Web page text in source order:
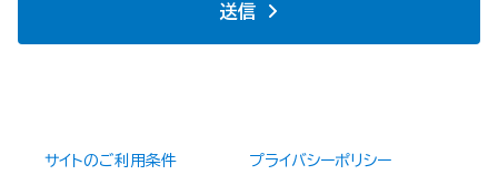
送信
サイトのご利用条件 プライバシーポリシー